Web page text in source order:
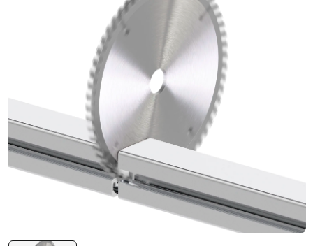
Система V-паза NEW!
Алюминиевые промышленные ограждения
Алюминиевая промышленная мебель
Крейты и кассеты Subrack systems
Профиль строительного назначения
Радиаторный алюминиевый профиль NEW!
Лист алюминиевый
Метрический крепеж